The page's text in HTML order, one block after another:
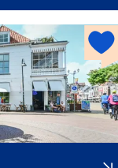
v
a
r
t
t
i
h
t
s
p
t